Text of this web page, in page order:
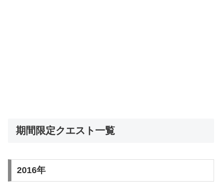
期間限定クエスト一覧
2016年